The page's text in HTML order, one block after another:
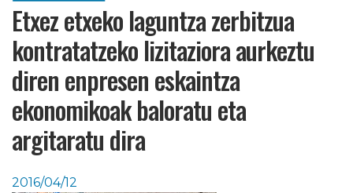
Etxez etxeko laguntza zerbitzua
kontratatzeko lizitaziora aurkeztu
diren enpresen eskaintza
ekonomikoak baloratu eta
argitaratu dira
2016/04/12